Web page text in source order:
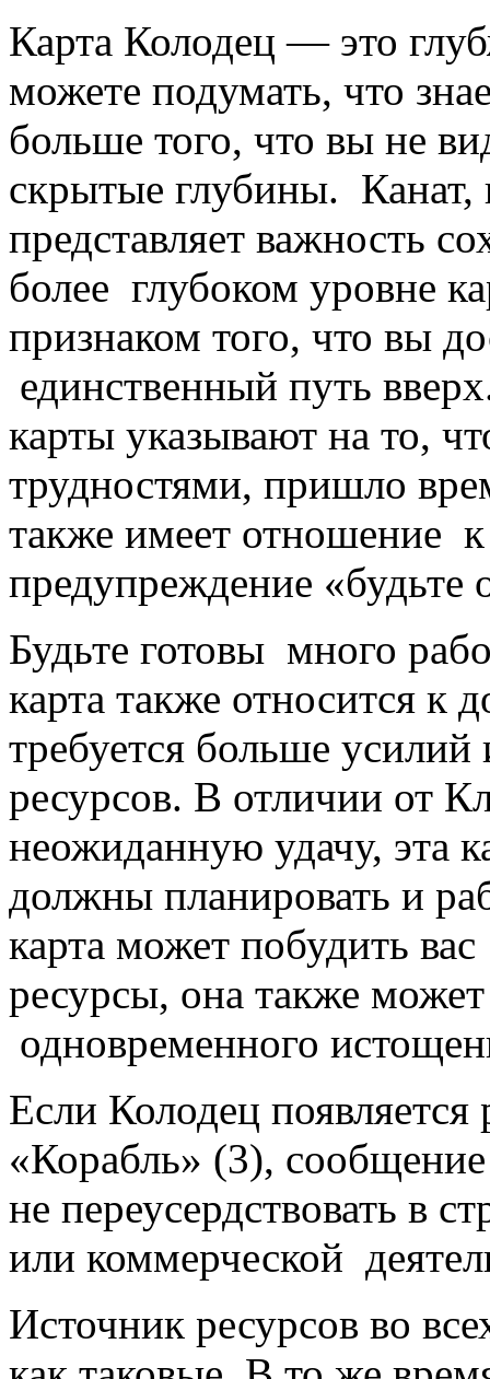
Карта Колодец — это
можете подумать, что
больше того, что вы не
скрытые глубины. Канат,
представляет важность
более глубоком уровне
признаком того, что вы
единственный путь
карты указывают на то,
трудностями, пришло
также имеет отношение
предупреждение
Будьте готовы много
карта также относится к
требуется больше
ресурсов. В отличии от
неожиданную удачу, эта
должны планировать и
карта может побудить
ресурсы, она также может
одновременного
Если Колодец
«Корабль» (3),
не переусердствовать в
или коммерческой
Источник ресурсов во